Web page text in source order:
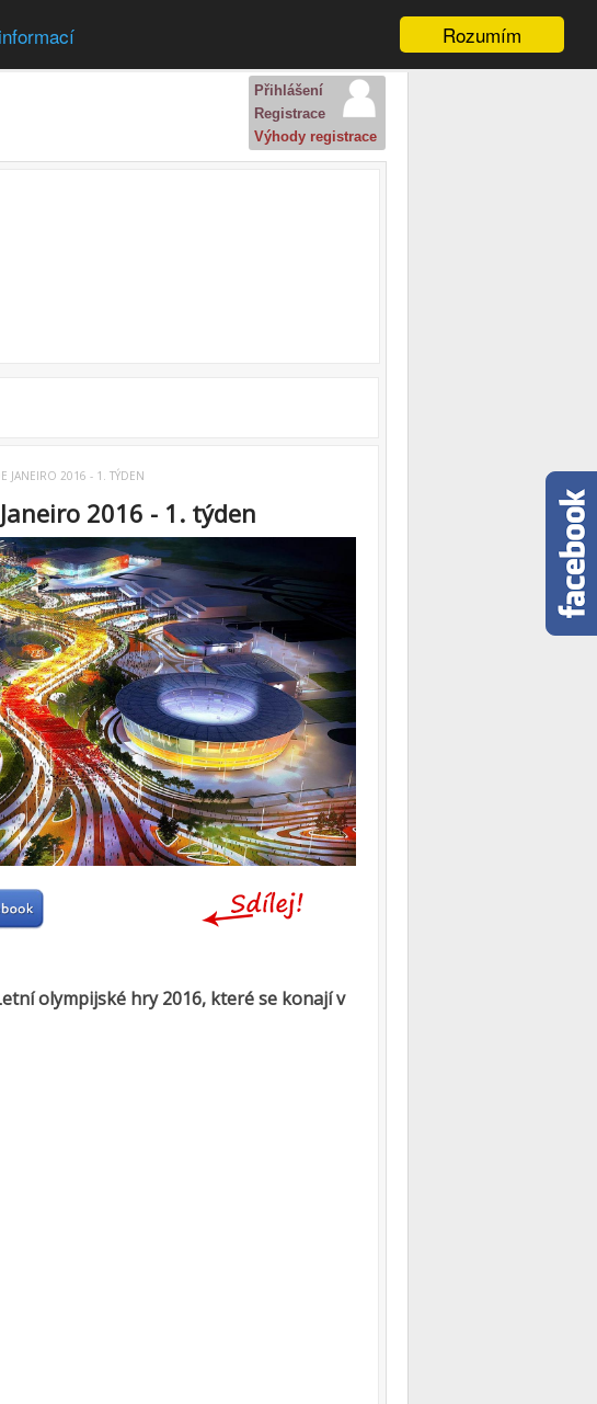
Rozumím
Přihlášení
Registrace
Výhody registrace
JANEIRO 2016 - 1. TÝDEN
2016 - 1. týden
olympijské hry 2016, které se konají v